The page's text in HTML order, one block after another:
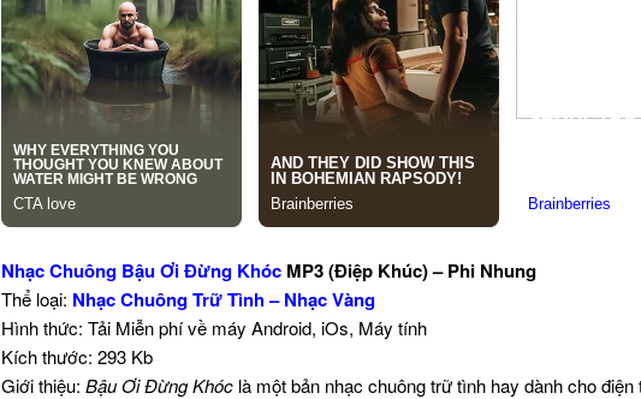
Nhạc Chuông Bậu Ơi Đừng Khóc MP3 (Điệp Khúc) – Phi Nhung
Thể loại: Nhạc Chuông Trữ Tình – Nhạc Vàng
Hình thức: Tải Miễn phí về máy Android, iOs, Máy tính
Kích thước: 293 Kb
Giới thiệu: Bậu Ơi Đừng Khóc là một bản nhạc chuông trữ tình hay dành cho